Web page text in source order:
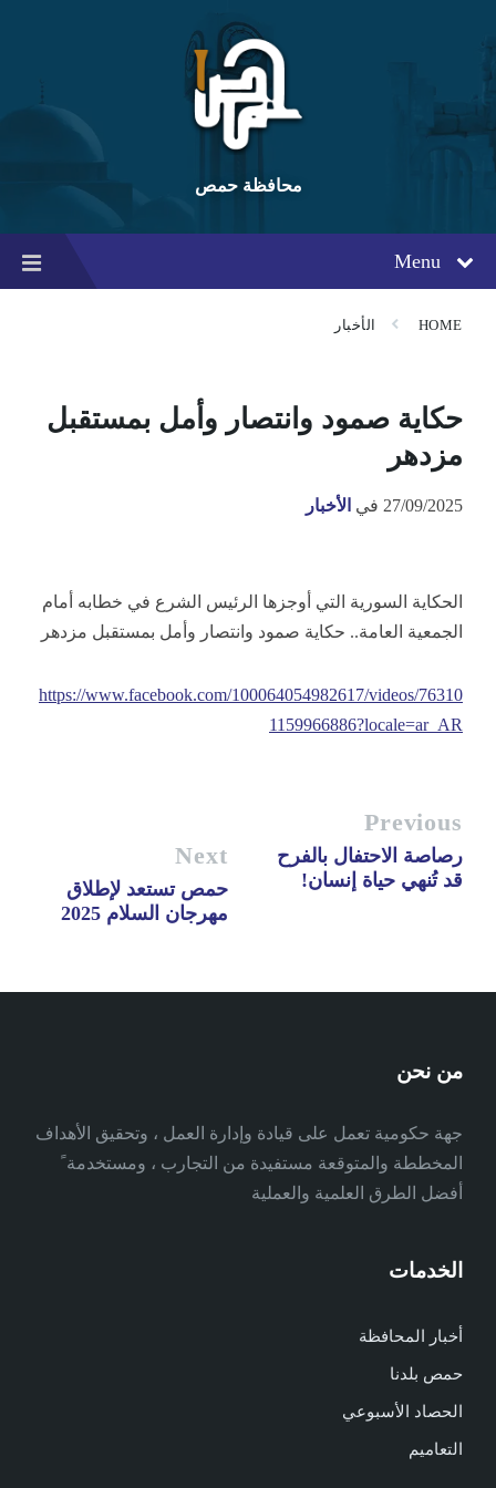
content
main
navigation
footer
محافظة حمص
Menu
HOME الأخبار
حكاية صمود وانتصار وأمل بمستقبل
مزدهر
27/09/2025 في الأخبار
الحكاية السورية التي أوجزها الرئيس الشرع في خطابه أمام
الجمعية العامة.. حكاية صمود وانتصار وأمل بمستقبل مزدهر
https://www.facebook.com/100064054982617/videos/76310
1159966886?locale=ar_AR
Previous
رصاصة الاحتفال بالفرح
قد تُنهي حياة إنسان!
Next
حمص تستعد لإطلاق
مهرجان السلام 2025
من نحن
جهة حكومية تعمل على قيادة وإدارة العمل ، وتحقيق الأهداف
المخططة والمتوقعة مستفيدة من التجارب ، ومستخدمة ً
أفضل الطرق العلمية والعملية
الخدمات
أخبار المحافظة
حمص بلدنا
الحصاد الأسبوعي
التعاميم